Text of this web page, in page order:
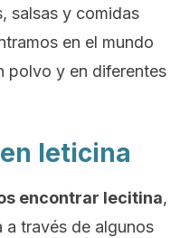
salsas y comidas
en el mundo
polvo y en diferentes
leticina
encontrar lecitina,
a través de algunos